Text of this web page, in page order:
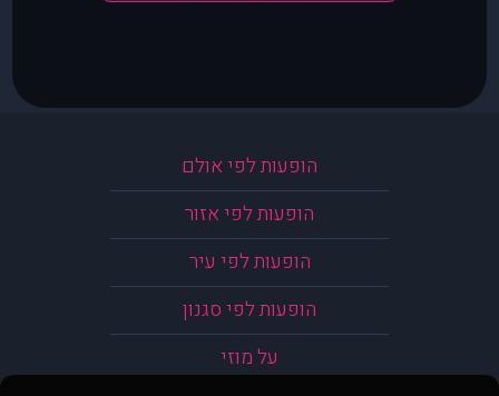
הופעות לפי אולם
הופעות לפי אזור
הופעות לפי עיר
הופעות לפי סגנון
על מוזי